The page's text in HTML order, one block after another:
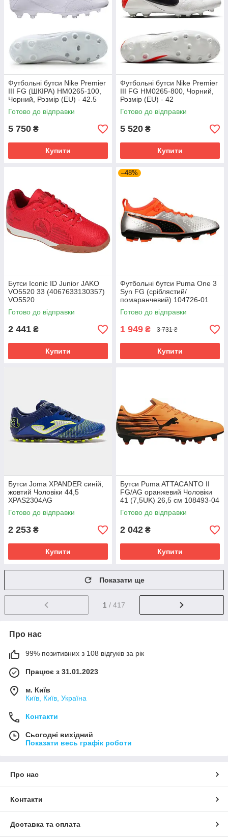
Футбольні бутси Nike Premier
III FG (ШКІРА) HM0265-100,
Чорний, Розмір (EU) - 42.5
Готово до відправки
5 750 ₴
Купити
Футбольні бутси Nike Premier
III FG HM0265-800, Чорний,
Розмір (EU) - 42
Готово до відправки
5 520 ₴
Купити
Бутси Iconic ID Junior JAKO
VO5520 33 (4067633130357)
VO5520
Готово до відправки
2 441 ₴
Купити
–48%
Футбольні бутси Puma One 3
Syn FG (сріблястий/
помаранчевий) 104726-01
Розмір EU: 46
Готово до відправки
1 949 ₴ 3 731 ₴
Купити
Бутси Joma XPANDER синій,
жовтий Чоловіки 44,5
XPAS2304AG
Готово до відправки
2 253 ₴
Купити
Бутси Puma ATTACANTO II
FG/AG оранжевий Чоловіки
41 (7,5UK) 26,5 см 108493-04
Готово до відправки
2 042 ₴
Купити
Показати ще
1 / 417
Про нас
99% позитивних з 108 відгуків за рік
Працює з 31.01.2023
м. Київ
Київ, Київ, Україна
Контакти
Сьогодні вихідний
Показати весь графік роботи
Про нас
Контакти
Доставка та оплата